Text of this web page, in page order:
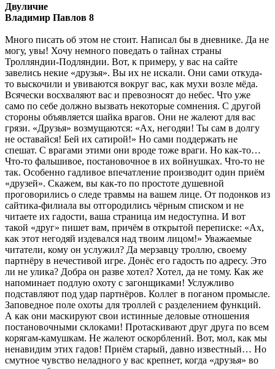
Двуличие
Владимир Павлов 8
Много писать об этом не стоит. Написал бы в дневнике. Да не
могу, увы! Хочу немного поведать о тайнах страны
Тролляндии-Подляндии. Вот, к примеру, у вас на сайте
завелись некие «друзья». Вы их не искали. Они сами откуда-
то выскочили и увиваются вокруг вас, как мухи возле мёда.
Всячески восхваляют вас и превозносят до небес. Что уже
само по себе должно вызвать некоторые сомнения. С другой
стороны объявляется шайка врагов. Они не жалеют для вас
грязи. «Друзья» возмущаются: «Ах, негодяи! Ты сам в долгу
не оставайся! Бей их сатирой!» Но сами поддержать не
спешат. С врагами этими они вроде тоже враги. Но как-то…
Что-то фальшивое, постановочное в их войнушках. Что-то не
так. Особенно гадливое впечатление производит один приём
«друзей». Скажем, вы как-то по простоте душевной
проговорились о следе травмы на вашем лице. От подонков из
сайтика-филиала вы отгородились чёрным списком и не
читаете их гадости, ваша страница им недоступна. И вот
такой «друг» пишет вам, причём в открытой переписке: «Ах,
как этот негодяй издевался над твоим лицом!» Уважаемые
читатели, кому он услужил? Да мерзавцу троллю, своему
партнёру в нечестивой игре. Донёс его гадость по адресу. Это
ли не улика? Добра он разве хотел? Хотел, да не тому. Как же
напоминает подлую охоту с загонщиками! Услужливо
подставляют под удар партнёров. Коллег в поганом промысле.
Заповедное поле охоты для троллей с разделением функций.
А как они маскируют свои истинные деловые отношения
постановочными склоками! Протаскивают друг друга по всем
корягам-камушкам. Не жалеют оскорблений. Вот, мол, как мы
ненавидим этих гадов! Приём старый, давно известный… Но
смутное чувство неладного у вас крепнет, когда «друзья» во